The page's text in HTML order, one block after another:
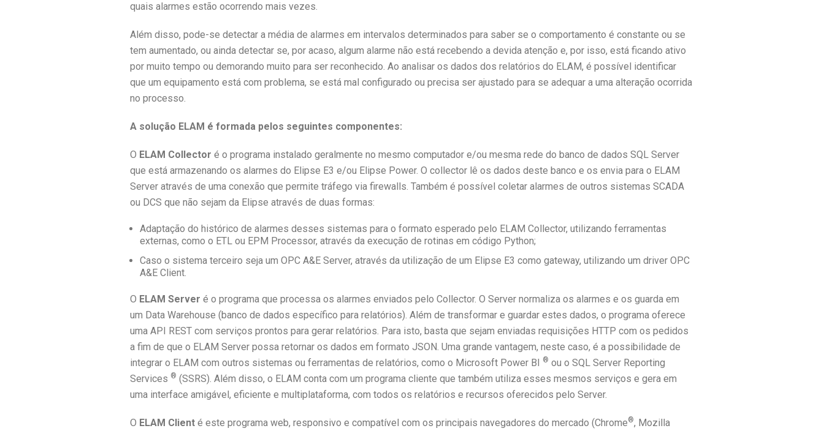
quais alarmes estão ocorrendo mais vezes.
Além disso, pode-se detectar a média de alarmes em intervalos determinados para saber se o comportamento é constante ou se
tem aumentado, ou ainda detectar se, por acaso, algum alarme não está recebendo a devida atenção e, por isso, está ficando ativo
por muito tempo ou demorando muito para ser reconhecido. Ao analisar os dados dos relatórios do ELAM, é possível identificar
que um equipamento está com problema, se está mal configurado ou precisa ser ajustado para se adequar a uma alteração ocorrida
no processo.
A solução ELAM é formada pelos seguintes componentes:
O ELAM Collector é o programa instalado geralmente no mesmo computador e/ou mesma rede do banco de dados SQL Server
que está armazenando os alarmes do Elipse E3 e/ou Elipse Power. O collector lê os dados deste banco e os envia para o ELAM
Server através de uma conexão que permite tráfego via firewalls. Também é possível coletar alarmes de outros sistemas SCADA
ou DCS que não sejam da Elipse através de duas formas:
Adaptação do histórico de alarmes desses sistemas para o formato esperado pelo ELAM Collector, utilizando ferramentas
externas, como o ETL ou EPM Processor, através da execução de rotinas em código Python;
Caso o sistema terceiro seja um OPC A&E Server, através da utilização de um Elipse E3 como gateway, utilizando um driver OPC
A&E Client.
O ELAM Server é o programa que processa os alarmes enviados pelo Collector. O Server normaliza os alarmes e os guarda em
um Data Warehouse (banco de dados específico para relatórios). Além de transformar e guardar estes dados, o programa oferece
uma API REST com serviços prontos para gerar relatórios. Para isto, basta que sejam enviadas requisições HTTP com os pedidos
a fim de que o ELAM Server possa retornar os dados em formato JSON. Uma grande vantagem, neste caso, é a possibilidade de
integrar o ELAM com outros sistemas ou ferramentas de relatórios, como o Microsoft Power BI ® ou o SQL Server Reporting
Services ® (SSRS). Além disso, o ELAM conta com um programa cliente que também utiliza esses mesmos serviços e gera em
uma interface amigável, eficiente e multiplataforma, com todos os relatórios e recursos oferecidos pelo Server.
O ELAM Client é este programa web, responsivo e compatível com os principais navegadores do mercado (Chrome®, Mozilla